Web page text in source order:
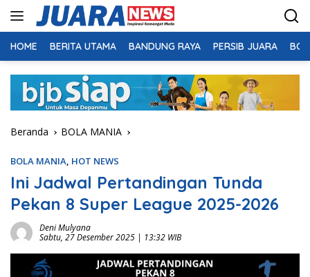
HOME BERITA UTAMA BANDUNG RAYA PERSIB JUARA
Beranda BOLA MANIA
BOLA MANIA, HOT NEWS
Ini Jadwal Pertandingan Tunda
Pekan 8 Super League 2025-2026
Deni Mulyana
Sabtu, 27 Desember 2025 | 13:32 WIB